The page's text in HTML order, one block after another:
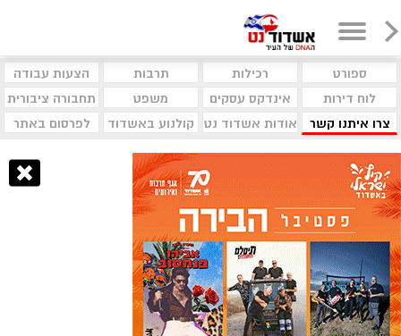
ספורט רכילות תרבות
הצעות עבודה
לוח דירות
אינדקס עסקים משפט
תחבורה ציבורית
צרו איתנו קשר
אודות אשדוד נט קולנוע באשדוד לפרסום באתר